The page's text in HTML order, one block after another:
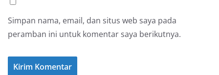
Simpan nama, email, dan situs web saya pada
peramban ini untuk komentar saya berikutnya.